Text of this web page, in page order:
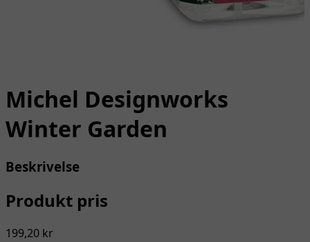
Michel Designworks
Winter Garden
Beskrivelse
Produkt pris
199,20 kr